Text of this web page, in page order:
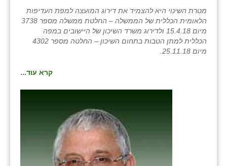
מטרת השינוי היא להצמיד את דירוג המועצה למפת העדיפות
הלאומית הכללית של הממשלה – החלטת ממשלה מספר 3738
מיום 15.4.18 ולדירוג משרד השיכון של היישובים במפה
הכללית למתן הטבות בתחום השיכון – החלטה מספר 4302
מיום 25.11.18.
קרא עוד...